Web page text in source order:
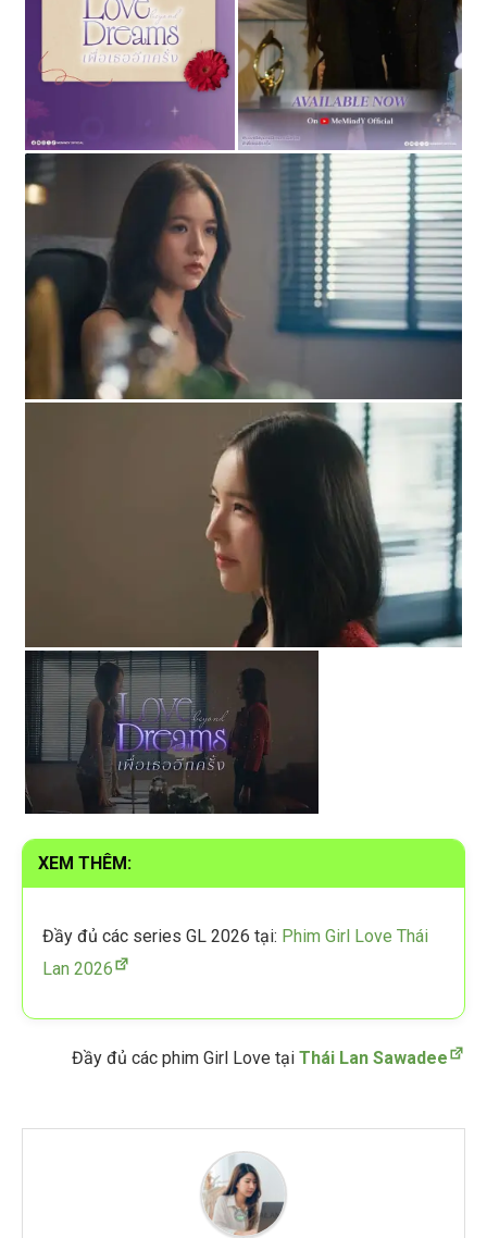
XEM THÊM:
Đầy đủ các series GL 2026 tại: Phim Girl Love Thái
Lan 2026
Đầy đủ các phim Girl Love tại Thái Lan Sawadee